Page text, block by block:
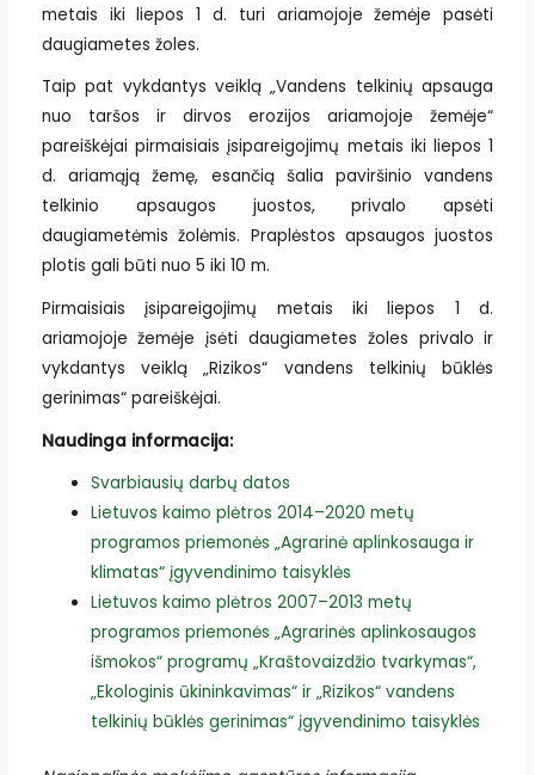
metais iki liepos 1 d. turi ariamojoje žemėje pasėti
daugiametes žoles.
Taip pat vykdantys veiklą „Vandens telkinių apsauga
nuo taršos ir dirvos erozijos ariamojoje žemėje“
pareiškėjai pirmaisiais įsipareigojimų metais iki liepos 1
d. ariamąją žemę, esančią šalia paviršinio vandens
telkinio apsaugos juostos, privalo apsėti
daugiametėmis žolėmis. Praplėstos apsaugos juostos
plotis gali būti nuo 5 iki 10 m.
Pirmaisiais įsipareigojimų metais iki liepos 1 d.
ariamojoje žemėje įsėti daugiametes žoles privalo ir
vykdantys veiklą „Rizikos“ vandens telkinių būklės
gerinimas“ pareiškėjai.
Naudinga informacija:
Svarbiausių darbų datos
Lietuvos kaimo plėtros 2014–2020 metų
programos priemonės „Agrarinė aplinkosauga ir
klimatas“ įgyvendinimo taisyklės
Lietuvos kaimo plėtros 2007–2013 metų
programos priemonės „Agrarinės aplinkosaugos
išmokos“ programų „Kraštovaizdžio tvarkymas“,
„Ekologinis ūkininkavimas“ ir „Rizikos“ vandens
telkinių būklės gerinimas“ įgyvendinimo taisyklės